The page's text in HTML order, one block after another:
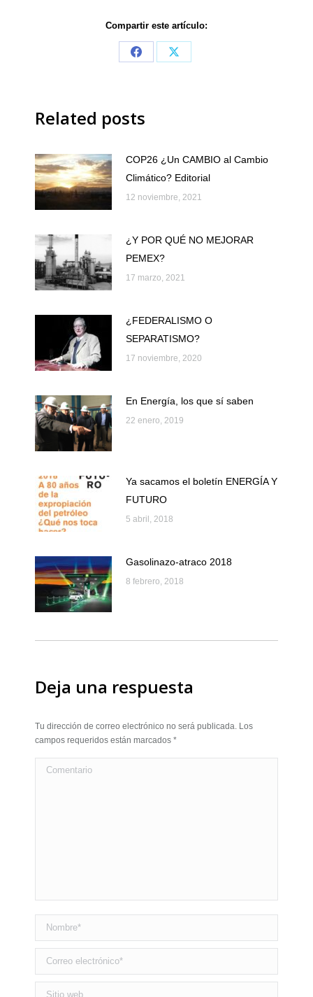
Compartir este artículo:
Share
Share
Related posts
COP26 ¿Un CAMBIO al Cambio
Climático? Editorial
12 noviembre, 2021
¿Y POR QUÉ NO MEJORAR
PEMEX?
17 marzo, 2021
¿FEDERALISMO O
SEPARATISMO?
17 noviembre, 2020
En Energía, los que sí saben
22 enero, 2019
Ya sacamos el boletín ENERGÍA Y
FUTURO
5 abril, 2018
Gasolinazo-atraco 2018
8 febrero, 2018
Deja una respuesta
Tu dirección de correo electrónico no será publicada. Los
campos requeridos están marcados *
Comentario
Nombre *
Correo electrónico *
Sitio web